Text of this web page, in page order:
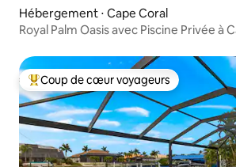
Hébergement ⋅ Cape Coral
Royal Palm Oasis avec Piscine Privée à
Coups de cœur voyageurs les plus
Coup de cœur voyageurs